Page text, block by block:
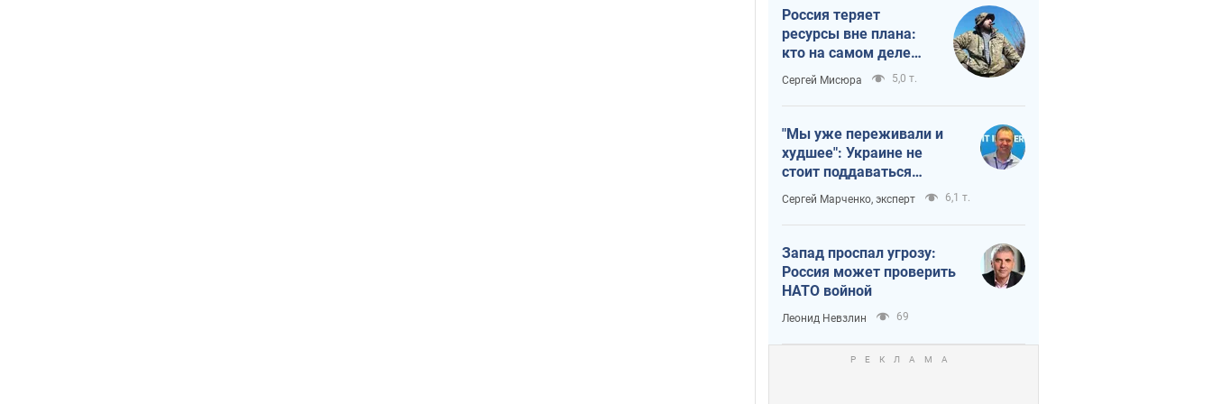
Россия теряет
ресурсы вне плана:
кто на самом деле
диктует темп войны
Сергей Мисюра 5,0 т.
"Мы уже переживали и
худшее": Украине не
стоит поддаваться
отчаянию из-за
ракетного террора
Сергей Марченко, эксперт 6,1 т.
Запад проспал угрозу:
Россия может проверить
НАТО войной
Леонид Невзлин 69